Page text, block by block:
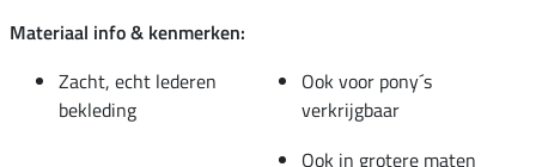
Materiaal info & kenmerken:
Zacht, echt lederen
bekleding
Ook voor pony´s
verkrijgbaar
Ook in grotere maten